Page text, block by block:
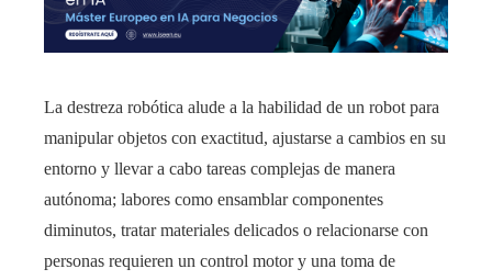
La destreza robótica alude a la habilidad de un robot para
manipular objetos con exactitud, ajustarse a cambios en su
entorno y llevar a cabo tareas complejas de manera
autónoma; labores como ensamblar componentes
diminutos, tratar materiales delicados o relacionarse con
personas requieren un control motor y una toma de